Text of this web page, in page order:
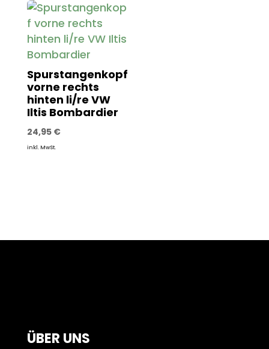
Spurstangenkopf
vorne rechts
hinten li/re VW
Iltis Bombardier
24,95 €
inkl. MwSt.
ÜBER UNS